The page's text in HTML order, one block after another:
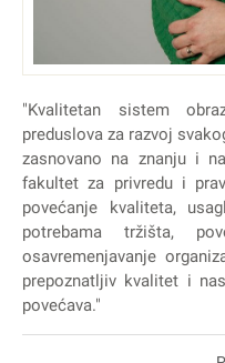
"Kvalitetan sistem
preduslova za razvoj
zasnovano na znanju i
fakultet za privredu i
povećanje kvaliteta,
potrebama tržišta,
osavremenjavanje
prepoznatljiv kvalitet i
povećava."